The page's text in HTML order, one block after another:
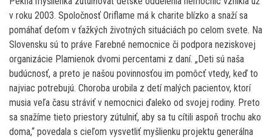
v roku 2003. Spoločnosť Oriflame má k charite blízko a snaží sa
pomáhať deťom v ťažkých životných situáciách po celom svete. Na
Slovensku sú to práve Farebné nemocnice či podpora neziskovej
organizácie Plamienok dvomi percentami z daní. „Deti sú naša
budúcnosť, a preto je našou povinnosťou im pomôcť vtedy, keď to
najviac potrebujú. Choroba urobila z detí malých pacientov, ktorí
musia veľa času stráviť v nemocnici ďaleko od svojej rodiny. Preto
sa snažíme tieto priestory zútulniť, aby sa tu cítili aspoň trochu ako
doma,“ povedala s cieľom vysvetliť myšlienku projektu generálna